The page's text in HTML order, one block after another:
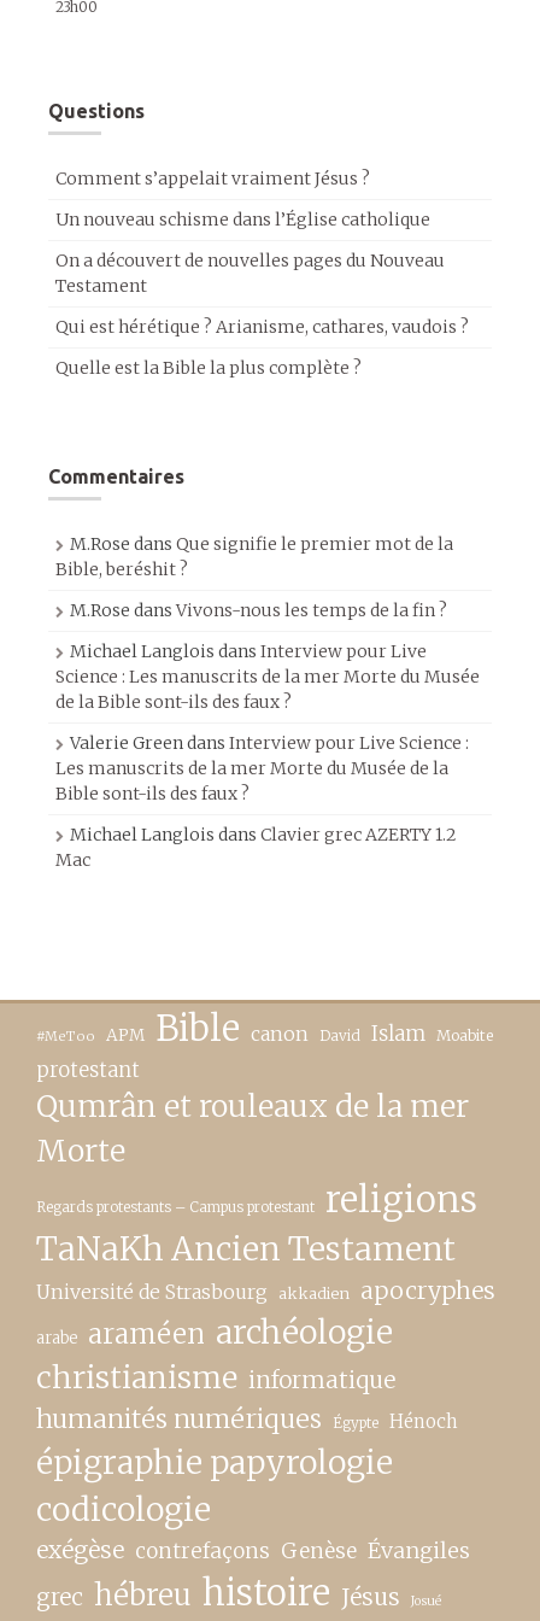
23h00
Questions
Comment s’appelait vraiment Jésus ?
Un nouveau schisme dans l’Église catholique
On a découvert de nouvelles pages du Nouveau
Testament
Qui est hérétique ? Arianisme, cathares, vaudois ?
Quelle est la Bible la plus complète ?
Commentaires
M.Rose dans Que signifie le premier mot de la
Bible, beréshit ?
M.Rose dansVivons-nous les temps de la fin ?
Michael Langlois dans Interview pour Live
Science : Les manuscrits de la mer Morte du Musée
de la Bible sont-ils des faux ?
Valerie Greendans Interview pour Live Science :
Les manuscrits de la mer Morte du Musée de la
Bible sont-ils des faux ?
Michael Langlois dans Clavier grec AZERTY 1.2
Mac
#MeToo APM Bible canon David Islam Moabite
protestant
Qumrân et rouleaux de la mer
Morte
Regards protestants – Campus protestant religions
TaNaKh Ancien Testament
Université de Strasbourg akkadien apocryphes
arabe araméen archéologie
christianisme informatique
humanités numériques Égypte Hénoch
épigraphie papyrologie
codicologie
exégèse contrefaçons Genèse Évangiles
grec hébreu histoire Jésus Josué